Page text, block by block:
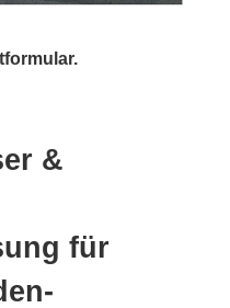
&
für